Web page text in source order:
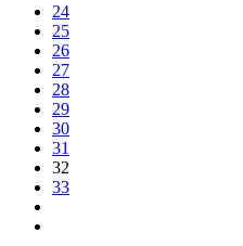
24
25
26
27
28
29
30
31
32
33